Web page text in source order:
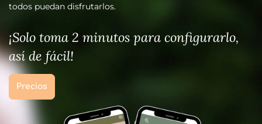
todos puedan disfrutarlos.
¡Solo toma 2 minutos para configurarlo,
así de fácil!
Precios